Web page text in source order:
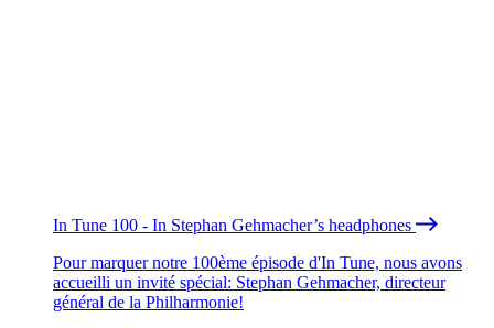
In Tune 100 - In Stephan Gehmacher’s headphones
Pour marquer notre 100ème épisode d'In Tune, nous avons
accueilli un invité spécial: Stephan Gehmacher, directeur
général de la Philharmonie!